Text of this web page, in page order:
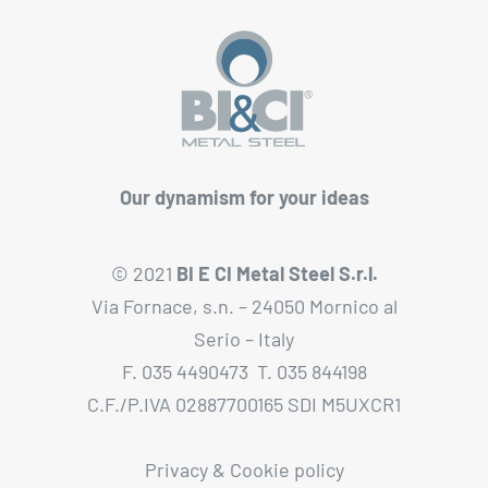
Our dynamism for your ideas
© 2021 BI E CI Metal Steel S.r.l.
Via Fornace, s.n. – 24050 Mornico al
Serio – Italy
F. 035 4490473 T. 035 844198
C.F./P.IVA 02887700165 SDI M5UXCR1
Privacy & Cookie policy